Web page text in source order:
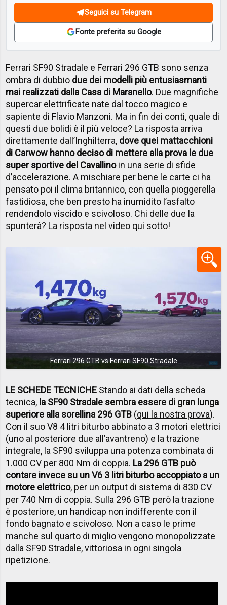
Seguici su Telegram
Fonte preferita su Google
Ferrari SF90 Stradale e Ferrari 296 GTB sono senza
ombra di dubbio due dei modelli più entusiasmanti
mai realizzati dalla Casa di Maranello. Due magnifiche
supercar elettrificate nate dal tocco magico e
sapiente di Flavio Manzoni. Ma in fin dei conti, quale di
questi due bolidi è il più veloce? La risposta arriva
direttamente dall’Inghilterra, dove quei mattacchioni
di Carwow hanno deciso di mettere alla prova le due
super sportive del Cavallinoin una serie di sfide
d’accelerazione. A mischiare per bene le carte ci ha
pensato poi il clima britannico, con quella pioggerella
fastidiosa, che ben presto ha inumidito l’asfalto
rendendolo viscido e scivoloso. Chi delle due la
spunterà? La risposta nel video qui sotto!
Ferrari 296 GTB vs Ferrari SF90 Stradale
LE SCHEDE TECNICHE Stando ai dati della scheda
tecnica, la SF90 Stradale sembra essere di gran lunga
superiore alla sorellina 296 GTB (qui la nostra prova).
Con il suo V8 4 litri biturbo abbinato a 3 motori elettrici
(uno al posteriore due all’avantreno) e la trazione
integrale, la SF90 sviluppa una potenza combinata di
1.000 CV per 800 Nm di coppia. La 296 GTB può
contare invece su un V6 3 litri biturbo accoppiato a un
motore elettrico, per un output di sistema di 830 CV
per 740 Nm di coppia. Sulla 296 GTB però la trazione
è posteriore, un handicap non indifferente con il
fondo bagnato e scivoloso. Non a caso le prime
manche sul quarto di miglio vengono monopolizzate
dalla SF90 Stradale, vittoriosa in ogni singola
ripetizione.